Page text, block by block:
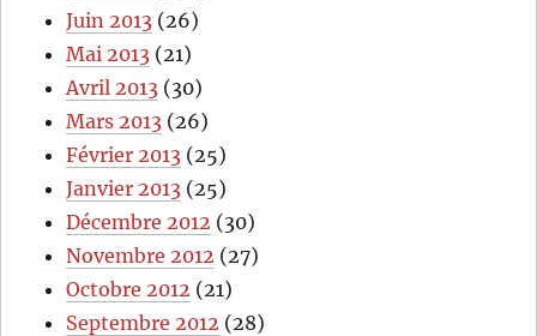
Juin 2013 (26)
Mai 2013 (21)
Avril 2013 (30)
Mars 2013 (26)
Février 2013 (25)
Janvier 2013 (25)
Décembre 2012 (30)
Novembre 2012 (27)
Octobre 2012 (21)
Septembre 2012 (28)